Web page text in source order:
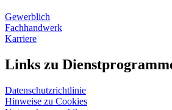
Gewerblich
Fachhandwerk
Karriere
Links zu
Datenschutzrichtlinie
Hinweise zu Cookies